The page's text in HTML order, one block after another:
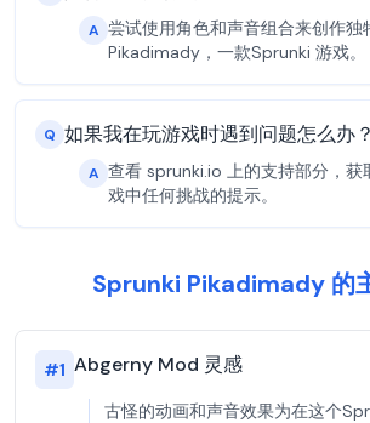
A 尝试使用角色和声音组合来创作独
Pikadimady，一款Sprunki 游戏。
Q 如果我在玩游戏时遇到问题怎么办？
A 查看 sprunki.io 上的支持部分，获
戏中任何挑战的提示。
Sprunki Pikadimady 的
#1 Abgerny Mod 灵感
古怪的动画和声音效果为在这个